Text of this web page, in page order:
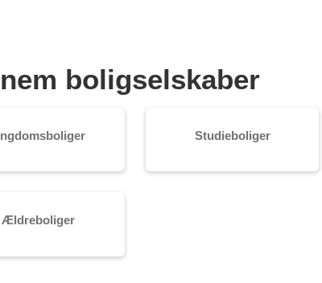
boligselskaber
Studieboliger
Ældreboliger